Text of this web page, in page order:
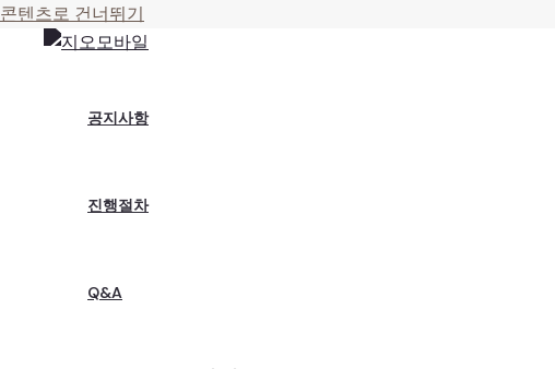
콘텐츠로 건너뛰기
공지사항
진행절차
Q&A